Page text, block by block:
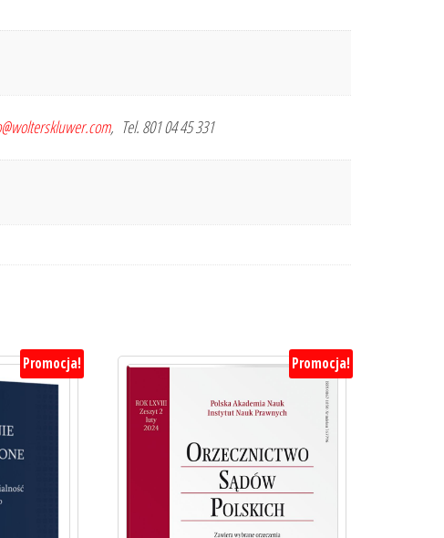
, Tel. 801 04 45 331
Promocja! Promocja!